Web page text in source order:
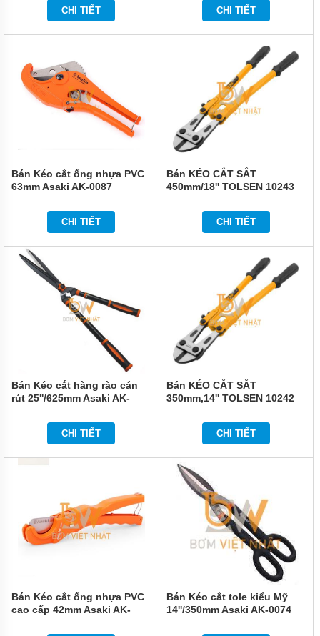
CHI TIẾT CHI TIẾT
Bán Kéo cắt ống nhựa PVC
63mm Asaki AK-0087
CHI TIẾT
Bán KÉO CẮT SẮT
450mm/18'' TOLSEN 10243
CHI TIẾT
Bán Kéo cắt hàng rào cán
rút 25''/625mm Asaki AK-
CHI TIẾT
Bán KÉO CẮT SẮT
350mm,14'' TOLSEN 10242
CHI TIẾT
Bán Kéo cắt ống nhựa PVC
cao cấp 42mm Asaki AK-
Bán Kéo cắt tole kiểu Mỹ
14''/350mm Asaki AK-0074